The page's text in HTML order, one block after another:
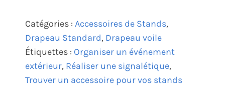
Catégories : Accessoires de Stands,
Drapeau Standard, Drapeau voile
Étiquettes : Organiser un événement
extérieur, Réaliser une signalétique,
Trouver un accessoire pour vos stands